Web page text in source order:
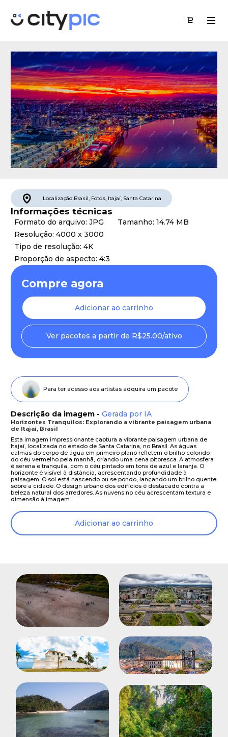
Localização Brasil, Fotos, Itajaí, Santa Catarina
Informações técnicas
Formato do arquivo: JPG
Resolução: 4000 x 3000
Tipo de resolução: 4K
Proporção de aspecto: 4:3
Tamanho: 14.74 MB
Compre agora
Adicionar ao carrinho
Ver pacotes a partir de R$25.00/ativo
Para ter acesso aos artistas adquira um pacote
Descrição da imagem - Gerada por IA
Horizontes Tranquilos: Explorando a vibrante paisagem urbana
de Itajaí, Brasil
Esta imagem impressionante captura a vibrante paisagem urbana de
Itajaí, localizada no estado de Santa Catarina, no Brasil. As águas
calmas do corpo de água em primeiro plano refletem o brilho colorido
do céu vermelho pela manhã, criando uma cena pitoresca. A atmosfera
é serena e tranquila, com o céu pintado em tons de azul e laranja. O
horizonte é visível à distância, acrescentando profundidade à
paisagem. O sol está nascendo ou se pondo, lançando um brilho quente
sobre a cidade. O design urbano dos edifícios é destacado contra a
beleza natural dos arredores. As nuvens no céu acrescentam textura e
dimensão à imagem.
Adicionar ao carrinho